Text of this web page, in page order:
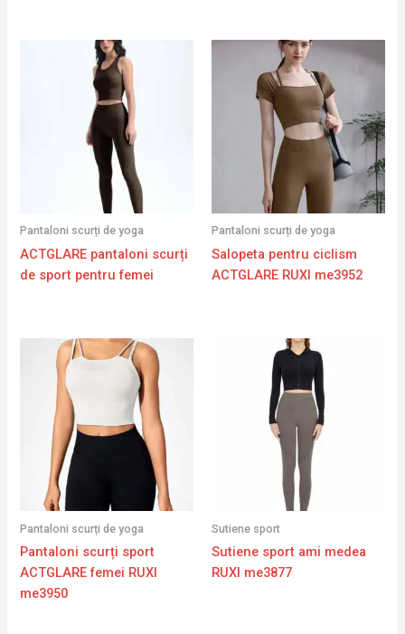
Pantaloni scurți de yoga
ACTGLARE pantaloni scurți
de sport pentru femei
Pantaloni scurți de yoga
Salopeta pentru ciclism
ACTGLARE RUXI me3952
Pantaloni scurți de yoga
Pantaloni scurți sport
ACTGLARE femei RUXI
me3950
Sutiene sport
Sutiene sport ami medea
RUXI me3877